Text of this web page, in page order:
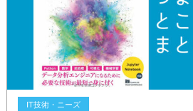
IT技術・ニーズ